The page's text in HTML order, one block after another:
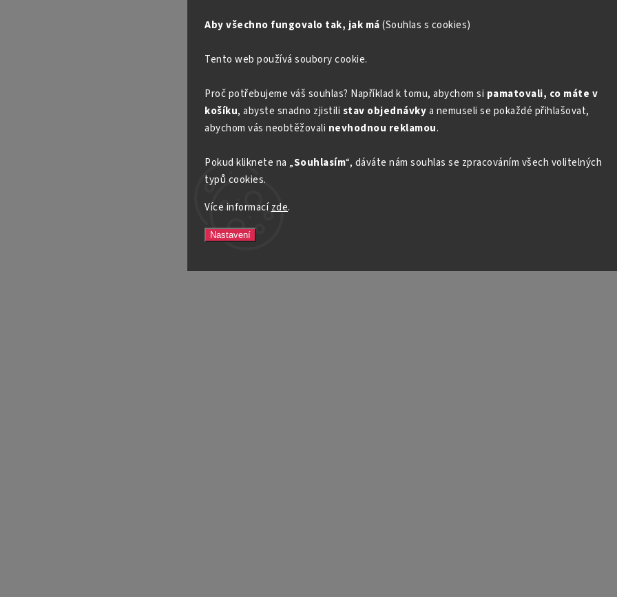
Aby všechno fungovalo tak, jak má(Souhlas s cookies)
Tento web používá soubory cookie.
Proč potřebujeme váš souhlas? Například k tomu, abychom si pamatovali, co máte v
košíku, abyste snadno zjistili stav objednávkya nemuseli se pokaždé přihlašovat,
abychom vás neobtěžovali nevhodnou reklamou.
Pokud kliknete na „Souhlasím“, dáváte nám souhlas se zpracováním všech volitelných
typů cookies.
Více informacízde.
Nastavení